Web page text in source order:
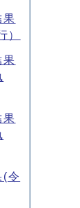
果
）
果
果
(令